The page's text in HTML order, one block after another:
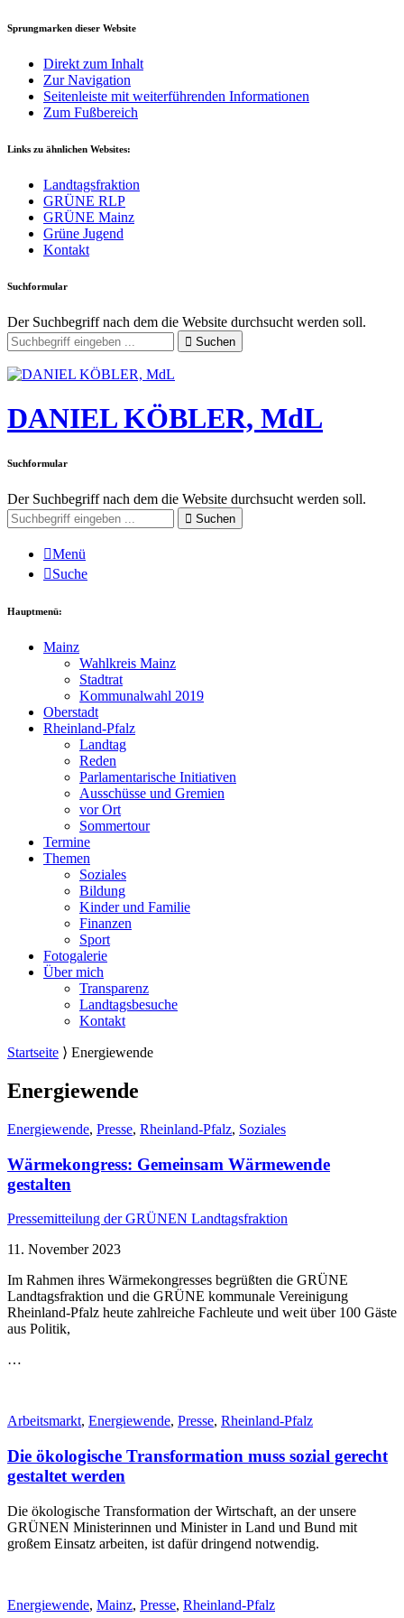
Sprungmarken dieser Website
Direkt zum Inhalt
Zur Navigation
Seitenleiste mit weiterführenden Informationen
Zum Fußbereich
Links zu ähnlichen Websites:
Landtagsfraktion
GRÜNE RLP
GRÜNE Mainz
Grüne Jugend
Kontakt
Suchformular
Der Suchbegriff nach dem die Website durchsucht werden soll.
Suchen
DANIEL KÖBLER, MdL
Suchformular
Der Suchbegriff nach dem die Website durchsucht werden soll.
Suchen
Menü
Suche
Hauptmenü:
Mainz
Wahlkreis Mainz
Stadtrat
Kommunalwahl 2019
Oberstadt
Rheinland-Pfalz
Landtag
Reden
Parlamentarische Initiativen
Ausschüsse und Gremien
vor Ort
Sommertour
Termine
Themen
Soziales
Bildung
Kinder und Familie
Finanzen
Sport
Fotogalerie
Über mich
Transparenz
Landtagsbesuche
Kontakt
Startseite ⟩ Energiewende
Energiewende
Energiewende, Presse, Rheinland-Pfalz, Soziales
Wärmekongress: Gemeinsam Wärmewende
gestalten
Pressemitteilung der GRÜNEN Landtagsfraktion
11. November 2023
Im Rahmen ihres Wärmekongresses begrüßten die GRÜNE
Landtagsfraktion und die GRÜNE kommunale Vereinigung
Rheinland-Pfalz heute zahlreiche Fachleute und weit über 100 Gäste
aus Politik,
…
Arbeitsmarkt, Energiewende, Presse, Rheinland-Pfalz
Die ökologische Transformation muss sozial gerecht
gestaltet werden
Die ökologische Transformation der Wirtschaft, an der unsere
GRÜNEN Ministerinnen und Minister in Land und Bund mit
großem Einsatz arbeiten, ist dafür dringend notwendig.
Energiewende, Mainz, Presse, Rheinland-Pfalz